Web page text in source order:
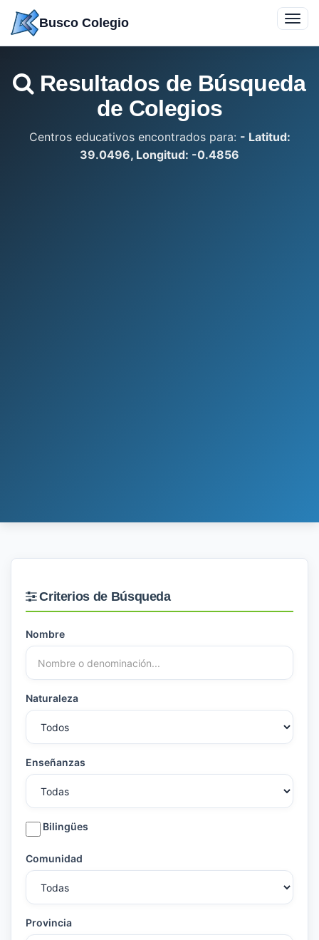
contenido
Busco Colegio
Resultados de Búsqueda
de Colegios
Centros educativos encontrados para: - Latitud:
39.0496, Longitud: -0.4856
Criterios de Búsqueda
Nombre
Naturaleza
Enseñanzas
Bilingües
Comunidad
Provincia